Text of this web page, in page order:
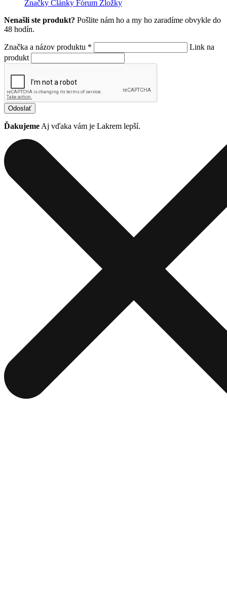
Značky Články Fórum Zložky
Nenašli ste produkt? Pošlite nám ho a my ho zaradíme obvykle do
48 hodín.
Značka a názov produktu *
Link na
produkt
Odoslať
Ďakujeme Aj vďaka vám je Lakrem lepší.